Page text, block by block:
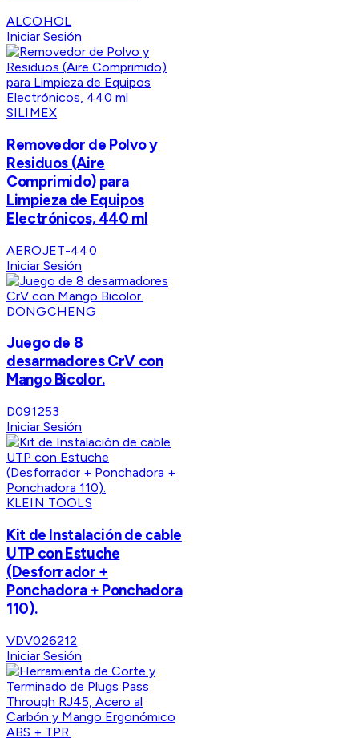
ALCOHOL
Iniciar Sesión
SILIMEX
Removedor de Polvo y
Residuos (Aire
Comprimido) para
Limpieza de Equipos
Electrónicos, 440 ml
AEROJET-440
Iniciar Sesión
DONGCHENG
Juego de 8
desarmadores CrV con
Mango Bicolor.
D091253
Iniciar Sesión
KLEIN TOOLS
Kit de Instalación de cable
UTP con Estuche
(Desforrador +
Ponchadora + Ponchadora
110).
VDV026212
Iniciar Sesión